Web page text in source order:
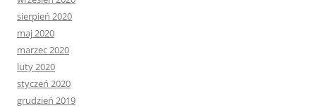
sierpień 2020
maj 2020
marzec 2020
luty 2020
styczeń 2020
grudzień 2019